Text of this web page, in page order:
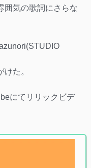
囲気の歌詞にさらな
た。
にてリリックビデ